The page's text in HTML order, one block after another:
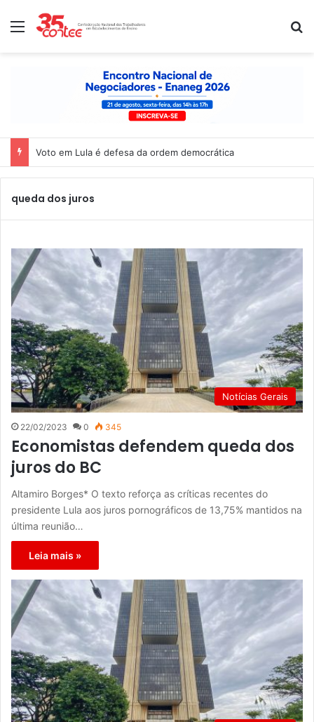
Menu
Voto em Lula é defesa da ordem democrática
queda dos juros
Notícias Gerais
22/02/2023 0 345
Economistas defendem queda dos
juros do BC
Altamiro Borges* O texto reforça as críticas recentes do
presidente Lula aos juros pornográficos de 13,75% mantidos na
última reunião…
Leia mais »